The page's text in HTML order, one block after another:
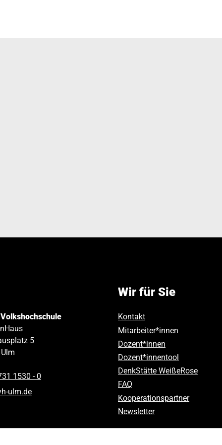
5
Ulm
1530 ‑ 0
ulm.de
Wir für Sie
Kontakt
Mitarbeiter*innen
Dozent*innen
Dozent*innentool
DenkStätte WeißeRose
FAQ
Kooperationspartner
Newsletter